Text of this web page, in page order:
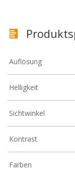
Auflösung
Helligkeit
Sichtwinkel
Kontrast
Farben